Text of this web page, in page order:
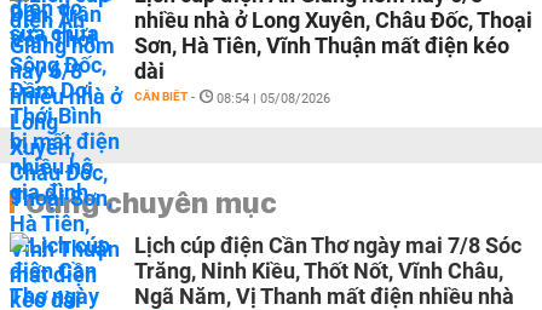
nhiều nhà ở Long Xuyên, Châu Đốc, Thoại
Sơn, Hà Tiên, Vĩnh Thuận mất điện kéo
dài
CẦN BIẾT - 08:54 | 05/08/2026
Cùng chuyên mục
Lịch cúp điện Cần Thơ ngày mai 7/8 Sóc
Trăng, Ninh Kiều, Thốt Nốt, Vĩnh Châu,
Ngã Năm, Vị Thanh mất điện nhiều nhà